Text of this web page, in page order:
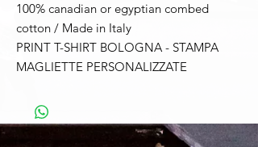
100% canadian or egyptian combed
cotton / Made in Italy
PRINT T-SHIRT BOLOGNA - STAMPA
MAGLIETTE PERSONALIZZATE